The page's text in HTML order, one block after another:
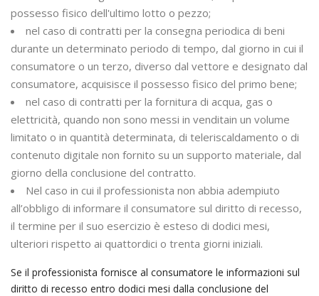
possesso fisico dell'ultimo lotto o pezzo;
nel caso di contratti per la consegna periodica di beni
durante un determinato periodo di tempo, dal giorno in cui il
consumatore o un terzo, diverso dal vettore e designato dal
consumatore, acquisisce il possesso fisico del primo bene;
nel caso di contratti per la fornitura di acqua, gas o
elettricità, quando non sono messi in venditain un volume
limitato o in quantità determinata, di teleriscaldamento o di
contenuto digitale non fornito su un supporto materiale, dal
giorno della conclusione del contratto.
Nel caso in cui il professionista non abbia adempiuto
all’obbligo di informare il consumatore sul diritto di recesso,
il termine per il suo esercizio è esteso di dodici mesi,
ulteriori rispetto ai quattordici o trenta giorni iniziali.
Se il professionista fornisce al consumatore le informazioni sul
diritto di recesso entro dodici mesi dalla conclusione del